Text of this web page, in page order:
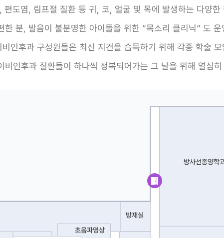
도염, 림프절 질환 등 귀, 코, 얼굴 및 목에 발생하는 다양
분, 발음이 불분명한 아이들을 위한 “목소리 클리닉” 도
인후과 구성원들은 최신 지견을 습득하기 위해 각종 학술
인후과 질환들이 하나씩 정복되어가는 그 날을 위해 열심